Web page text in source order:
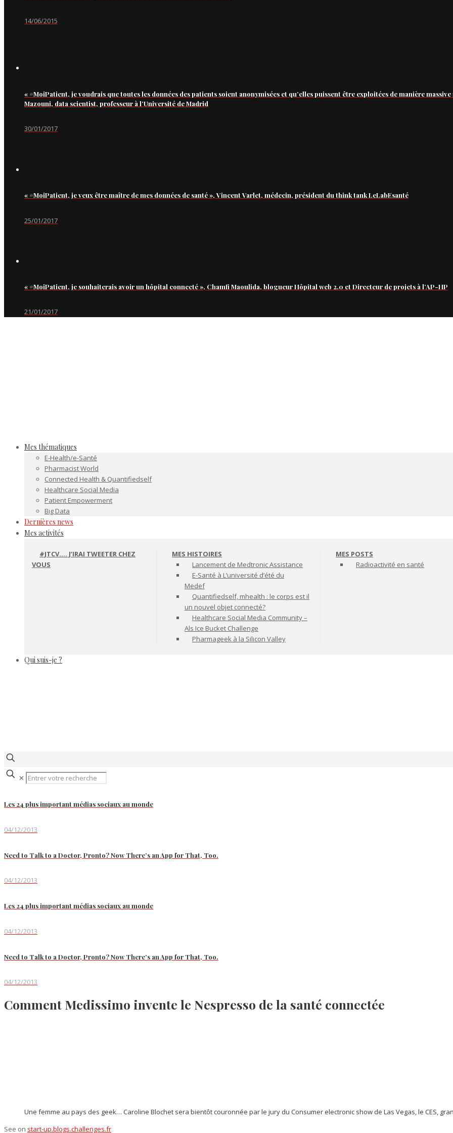
14/06/2015
« #MoiPatient, je voudrais que toutes les données des patients soient anonymisées et qu’elles puissent être exploitées de manière
Mazouni, data scientist, professeur à l’Université de Madrid
30/01/2017
« #MoiPatient, je veux être maître de mes données de santé », Vincent Varlet, médecin, président du think tank LeLabEsanté
25/01/2017
« #MoiPatient, je souhaiterais avoir un hôpital connecté », Chamfi Maoulida, blogueur Hôpital web 2.0 et Directeur de projets à l’AP-HP
21/01/2017
Mes thématiques
E-Health/e-Santé
Pharmacist World
Connected Health & Quantifiedself
Healthcare Social Media
Patient Empowerment
Big Data
Dernières news
Mes activités
#JTCV…. J’IRAI TWEETER CHEZ
VOUS
MES HISTOIRES
Lancement de Medtronic Assistance
E-Santé à L’université d’été du
Medef
Quantifiedself, mhealth : le corps est il
un nouvel objet connecté?
Healthcare Social Media Community –
Als Ice Bucket Challenge
Pharmageek à la Silicon Valley
MES POSTS
Radioactivité en santé
Qui suis-je ?
✕
Les 24 plus important médias sociaux au monde
04/12/2013
Need to Talk to a Doctor, Pronto? Now There’s an App for That, Too.
04/12/2013
Les 24 plus important médias sociaux au monde
04/12/2013
Need to Talk to a Doctor, Pronto? Now There’s an App for That, Too.
04/12/2013
Comment Medissimo invente le Nespresso de la santé connectée
Une femme au pays des geek… Caroline Blochet sera bientôt couronnée par le jury du Consumer electronic show de Las Vegas, le CES,
See on start-up.blogs.challenges.fr